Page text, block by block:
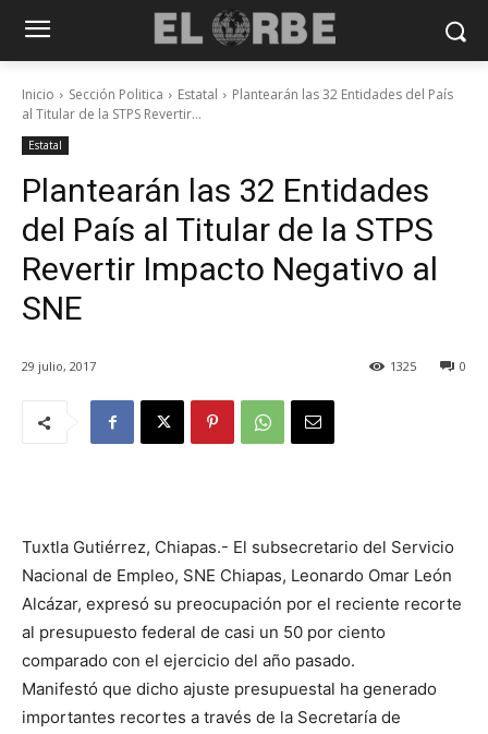
Inicio Sección Politica Estatal
Plantearán las 32 Entidades del País
al Titular de la STPS Revertir...
Estatal
Plantearán las 32 Entidades
del País al Titular de la STPS
Revertir Impacto Negativo al
SNE
29 julio, 2017 0
1325
Tuxtla Gutiérrez, Chiapas.- El subsecretario del Servicio
Nacional de Empleo, SNE Chiapas, Leonardo Omar León
Alcázar, expresó su preocupación por el reciente recorte
al presupuesto federal de casi un 50 por ciento
comparado con el ejercicio del año pasado.
Manifestó que dicho ajuste presupuestal ha generado
importantes recortes a través de la Secretaría de